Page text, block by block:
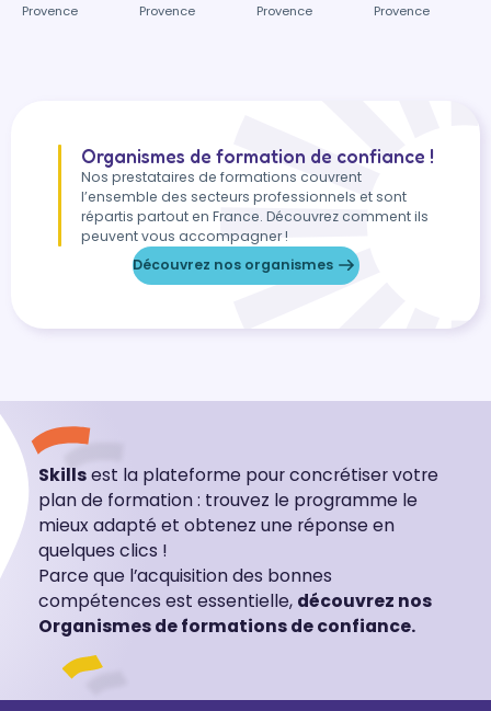
Provence
Provence
Provence
Provence
Organismes de formation de confiance !
Nos prestataires de formations couvrent
l’ensemble des secteurs professionnels et sont
répartis partout en France. Découvrez comment ils
peuvent vous accompagner !
Découvrez nos organismes
Skillsest la plateforme pour concrétiser votre
plan de formation : trouvez le programme le
mieux adapté et obtenez une réponse en
quelques clics !
Parce que l’acquisition des bonnes
compétences est essentielle, découvrez nos
Organismes de formations de confiance.